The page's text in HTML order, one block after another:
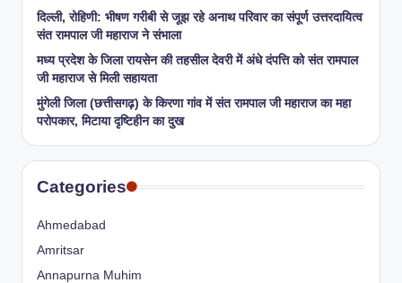
दिल्ली, रोहिणी: भीषण गरीबी से जूझ रहे अनाथ परिवार का संपूर्ण उत्तरदायित्व
संत रामपाल जी महाराज ने संभाला
मध्य प्रदेश के जिला रायसेन की तहसील देवरी में अंधे दंपत्ति को संत रामपाल
जी महाराज से मिली सहायता
​मुंगेली जिला (छत्तीसगढ़) के किरणा गांव में संत रामपाल जी महाराज का महा
परोपकार, मिटाया दृष्टिहीन का दुख
Categories
Ahmedabad
Amritsar
Annapurna Muhim